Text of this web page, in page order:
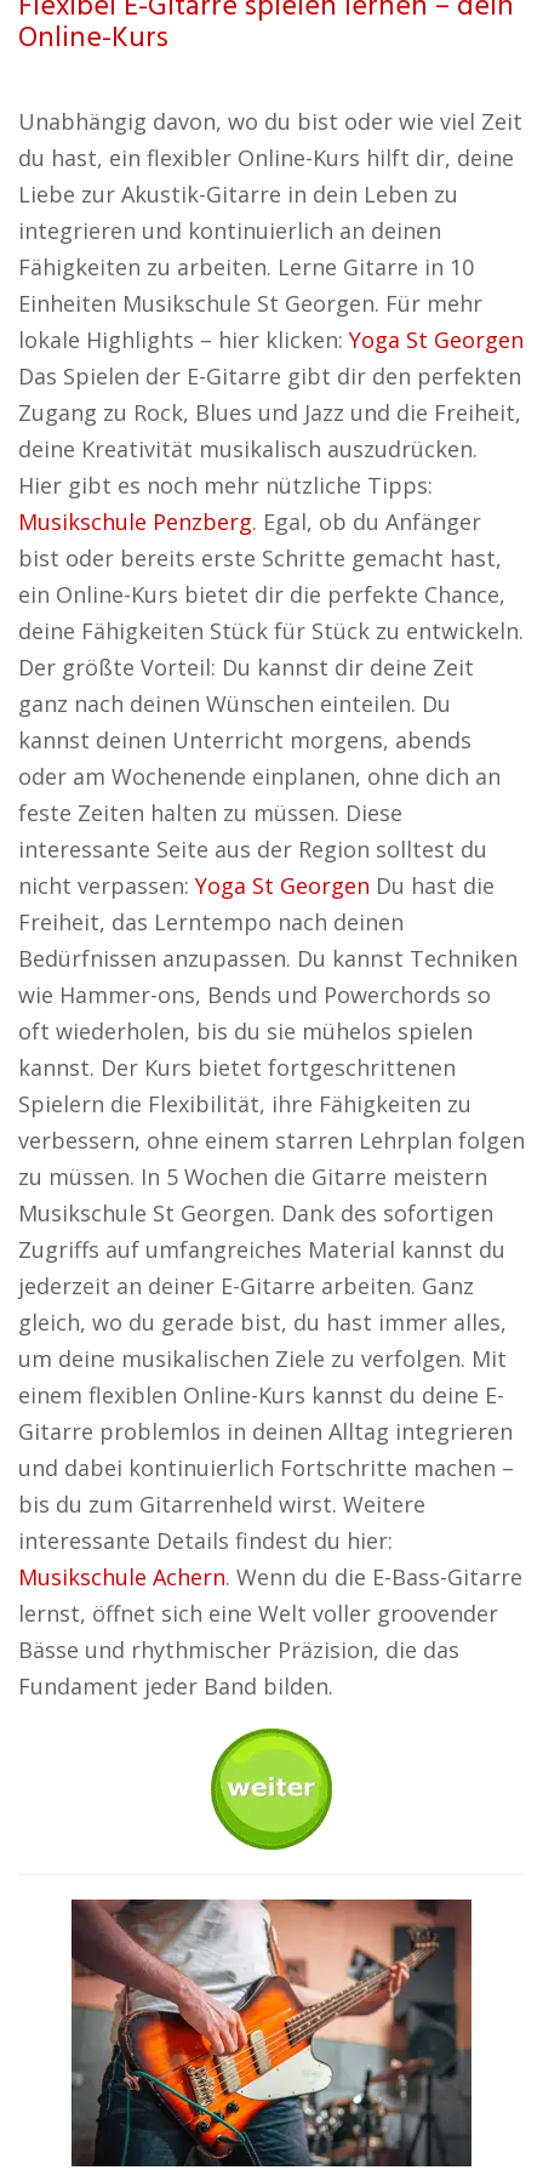
Online-Kurs
Unabhängig davon, wo du bist oder wie viel Zeit
du hast, ein flexibler Online-Kurs hilft dir, deine
Liebe zur Akustik-Gitarre in dein Leben zu
integrieren und kontinuierlich an deinen
Fähigkeiten zu arbeiten. Lerne Gitarre in 10
Einheiten Musikschule St Georgen. Für mehr
lokale Highlights – hier klicken: Yoga St Georgen
Das Spielen der E-Gitarre gibt dir den perfekten
Zugang zu Rock, Blues und Jazz und die Freiheit,
deine Kreativität musikalisch auszudrücken.
Hier gibt es noch mehr nützliche Tipps:
Musikschule Penzberg. Egal, ob du Anfänger
bist oder bereits erste Schritte gemacht hast,
ein Online-Kurs bietet dir die perfekte Chance,
deine Fähigkeiten Stück für Stück zu entwickeln.
Der größte Vorteil: Du kannst dir deine Zeit
ganz nach deinen Wünschen einteilen. Du
kannst deinen Unterricht morgens, abends
oder am Wochenende einplanen, ohne dich an
feste Zeiten halten zu müssen. Diese
interessante Seite aus der Region solltest du
nicht verpassen: Yoga St Georgen Du hast die
Freiheit, das Lerntempo nach deinen
Bedürfnissen anzupassen. Du kannst Techniken
wie Hammer-ons, Bends und Powerchords so
oft wiederholen, bis du sie mühelos spielen
kannst. Der Kurs bietet fortgeschrittenen
Spielern die Flexibilität, ihre Fähigkeiten zu
verbessern, ohne einem starren Lehrplan folgen
zu müssen. In 5 Wochen die Gitarre meistern
Musikschule St Georgen. Dank des sofortigen
Zugriffs auf umfangreiches Material kannst du
jederzeit an deiner E-Gitarre arbeiten. Ganz
gleich, wo du gerade bist, du hast immer alles,
um deine musikalischen Ziele zu verfolgen. Mit
einem flexiblen Online-Kurs kannst du deine E-
Gitarre problemlos in deinen Alltag integrieren
und dabei kontinuierlich Fortschritte machen –
bis du zum Gitarrenheld wirst. Weitere
interessante Details findest du hier:
Musikschule Achern. Wenn du die E-Bass-Gitarre
lernst, öffnet sich eine Welt voller groovender
Bässe und rhythmischer Präzision, die das
Fundament jeder Band bilden.